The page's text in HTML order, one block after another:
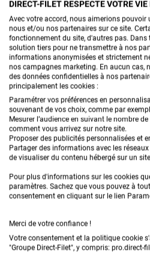
terrasse.
Si vous recherchez un rendu
pouvez opter pour un voile
fabriqué à partir de fibres
plus écologique et esthétique.
gamme devoiles d’ombrage
une touche unique à votre
COMMENT
UN VOILE
POUR
TENSION
ET UNE
nécessaire à la tension du
respecter les diagonales du
fixer les points d'ancrage.
Prévoyez un système de
:nos systèmes de tensions
voile d'ombrage facilement
Pour une ambiance déco
voile d’ombrage LED, qui
élégante et pratique à votre
Toute la sélection
DIRECT-FILET RESPECTE VOTRE VIE
Avec votre accord, nous aimerions pouvoir
nous et/ou nos partenaires sur ce site.
fonctionnement du site, d'autres pas.
solution tiers pour ne transmettre à nos
informations anonymisées et strictement
nos campagnes marketing. En aucun cas,
des données confidentielles à nos
principalement les cookies :
Paramétrer vos préférences en
souvenant de vos choix, comme par
Mesurer l’audience en suivant le nombre
comment vous arrivez sur notre site.
Proposer des publicités personnalisées et
Partager des informations avec les
de visualiser du contenu hébergé sur un
Pour plus d'informations sur les cookies
paramètres. Sachez que vous pouvez à
consentement en cliquant sur le lien
Merci de votre confiance !
Votre consentement et la politique cookie
"Groupe Direct-Filet", y compris: pro.direct-